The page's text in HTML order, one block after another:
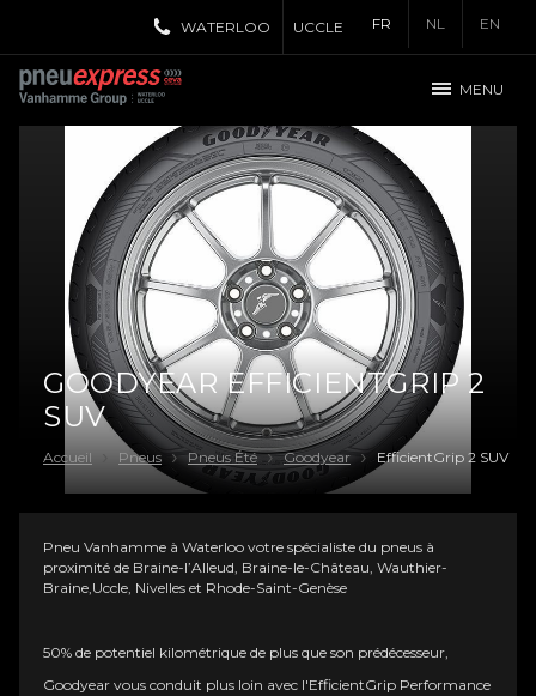
FR NL EN
WATERLOO UCCLE
MENU
GOODYEAR EFFICIENTGRIP 2
SUV
Accueil Pneus Pneus Été Goodyear EfficientGrip 2 SUV
Pneu Vanhamme à Waterloo votre spécialiste du pneus à
proximité de Braine-l’Alleud, Braine-le-Château, Wauthier-
Braine,Uccle, Nivelles et Rhode-Saint-Genèse
50% de potentiel kilométrique de plus que son prédécesseur,
Goodyear vous conduit plus loin avec l'EfficientGrip Performance